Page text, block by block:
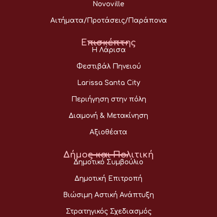
Novoville
Αιτήματα/Προτάσεις/Παράπονα
Επισκέπτης
Η Λάρισα
Φεστιβάλ Πηνειού
Larissa Santa City
Περιήγηση στην πόλη
Διαμονή & Μετακίνηση
Αξιοθέατα
Δήμος και Πολιτική
Δημοτικό Συμβούλιο
Δημοτική Επιτροπή
Βιώσιμη Αστική Ανάπτυξη
Στρατηγικός Σχεδιασμός